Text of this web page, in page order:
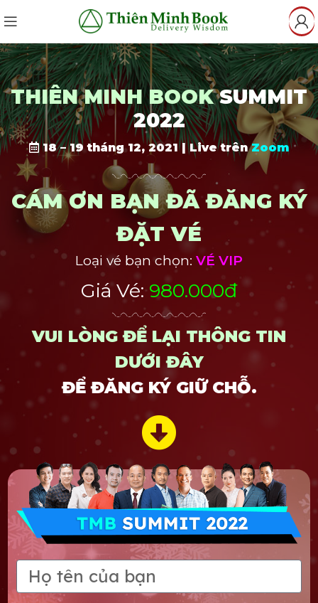
THIÊN MINH BOOKSUMMIT
2022
18 – 19 tháng 12, 2021 | Live trênZoom
CÁM ƠN BẠN ĐÃ ĐĂNG KÝ
ĐẶT VÉ
Loại vé bạn chọn: VÉ VIP
Giá Vé:980.000đ
VUI LÒNG ĐỂ LẠI THÔNG TIN
DƯỚI ĐÂY
ĐỂ ĐĂNG KÝ GIỮ CHỖ.